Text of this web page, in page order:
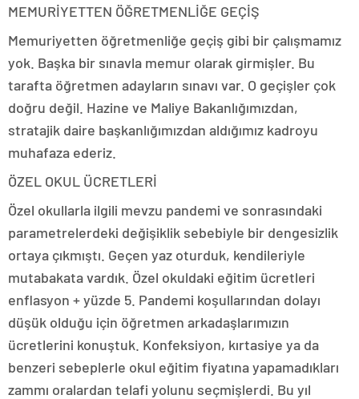
MEMURİYETTEN ÖĞRETMENLİĞE GEÇİŞ
Memuriyetten öğretmenliğe geçiş gibi bir çalışmamız
yok. Başka bir sınavla memur olarak girmişler. Bu
tarafta öğretmen adayların sınavı var. O geçişler çok
doğru değil. Hazine ve Maliye Bakanlığımızdan,
stratajik daire başkanlığımızdan aldığımız kadroyu
muhafaza ederiz.
ÖZEL OKUL ÜCRETLERİ
Özel okullarla ilgili mevzu pandemi ve sonrasındaki
parametrelerdeki değişiklik sebebiyle bir dengesizlik
ortaya çıkmıştı. Geçen yaz oturduk, kendileriyle
mutabakata vardık. Özel okuldaki eğitim ücretleri
enflasyon + yüzde 5. Pandemi koşullarından dolayı
düşük olduğu için öğretmen arkadaşlarımızın
ücretlerini konuştuk. Konfeksiyon, kırtasiye ya da
benzeri sebeplerle okul eğitim fiyatına yapamadıkları
zammı oralardan telafi yolunu seçmişlerdi. Bu yıl